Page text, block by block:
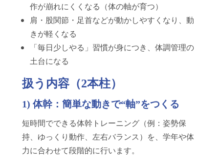
作が崩れにくくなる（体の軸が育つ）
肩・股関節・足首などが動かしやすくなり、動
きが軽くなる
「毎日少しやる」習慣が身につき、体調管理の
土台になる
扱う内容（2本柱）
1) 体幹：簡単な動きで“軸”をつくる
短時間でできる体幹トレーニング（例：姿勢保
持、ゆっくり動作、左右バランス）を、学年や体
力に合わせて段階的に行います。